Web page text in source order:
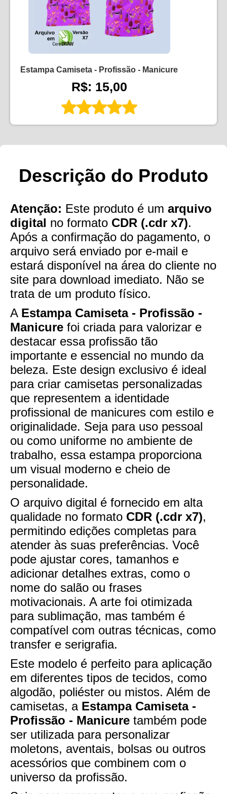
Estampa Camiseta - Profissão - Manicure
R$: 15,00
Descrição do Produto
Atenção: Este produto é um arquivo
digital no formato CDR (.cdr x7).
Após a confirmação do pagamento, o
arquivo será enviado por e-mail e
estará disponível na área do cliente no
site para download imediato. Não se
trata de um produto físico.
A Estampa Camiseta - Profissão -
Manicure foi criada para valorizar e
destacar essa profissão tão
importante e essencial no mundo da
beleza. Este design exclusivo é ideal
para criar camisetas personalizadas
que representem a identidade
profissional de manicures com estilo e
originalidade. Seja para uso pessoal
ou como uniforme no ambiente de
trabalho, essa estampa proporciona
um visual moderno e cheio de
personalidade.
O arquivo digital é fornecido em alta
qualidade no formato CDR (.cdr x7),
permitindo edições completas para
atender às suas preferências. Você
pode ajustar cores, tamanhos e
adicionar detalhes extras, como o
nome do salão ou frases
motivacionais. A arte foi otimizada
para sublimação, mas também é
compatível com outras técnicas, como
transfer e serigrafia.
Este modelo é perfeito para aplicação
em diferentes tipos de tecidos, como
algodão, poliéster ou mistos. Além de
camisetas, a Estampa Camiseta -
Profissão - Manicure também pode
ser utilizada para personalizar
moletons, aventais, bolsas ou outros
acessórios que combinem com o
universo da profissão.